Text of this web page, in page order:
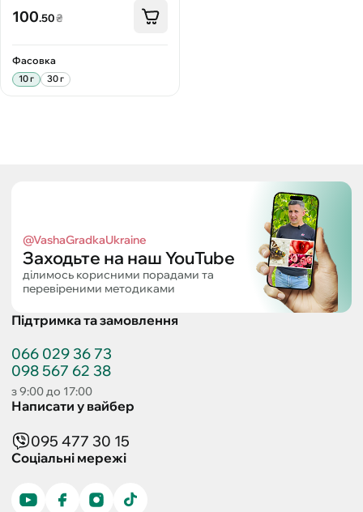
100.50₴
Фасовка
10 г 30 г
@VashaGradkaUkraine
Заходьте на наш YouTube
ділимось корисними порадами та
перевіреними методиками
Підтримка та замовлення
066 029 36 73
098 567 62 38
з 9:00 до 17:00
Написати у вайбер
095 477 30 15
Соціальні мережі